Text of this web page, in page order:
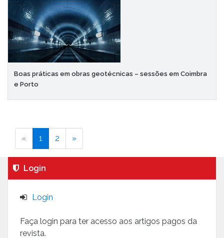
Boas práticas em obras geotécnicas – sessões em Coimbra
e Porto
« 1 2 »
Login
Login
Faça login para ter acesso aos artigos pagos da
revista.